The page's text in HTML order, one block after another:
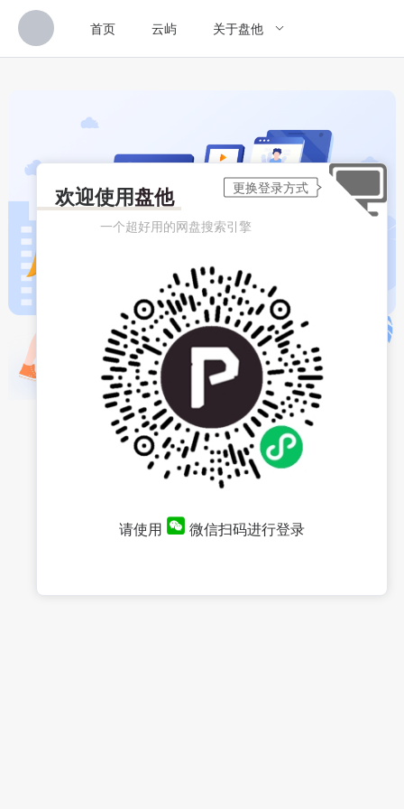
首页 云屿 关于盘他
欢迎使用盘他
一个超好用的网盘搜索引擎
请使用 微信扫码进行登录